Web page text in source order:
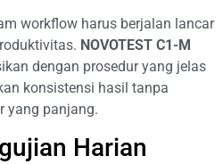
workflow harus berjalan lancar
NOVOTEST C1-M
dengan prosedur yang jelas
konsistensi hasil tanpa
yang panjang.
Harian